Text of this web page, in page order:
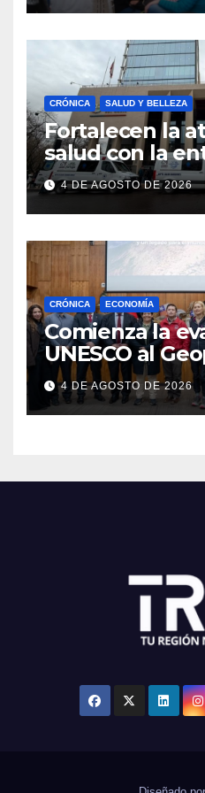
CRÓNICA SALUD Y BELLEZA
Fortalecen la
salud con la
nuevas
Cauquenes y
4 DE AGOSTO DE 2026
CRÓNICA ECONOMÍA
Comienza la
UNESCO al
Aspirante
Maule
4 DE AGOSTO DE 2026